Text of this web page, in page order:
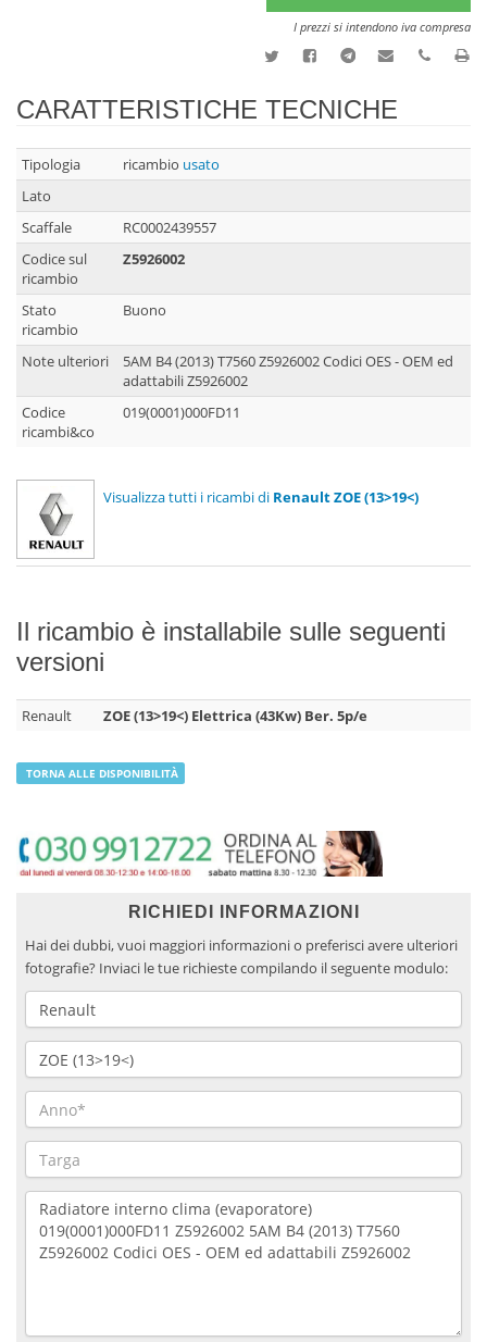
I prezzi si intendono iva compresa
CARATTERISTICHE TECNICHE
Tipologia ricambio usato
Lato
Scaffale
RC0002439557
Codice sul
ricambio
Z5926002
Stato
ricambio
Buono
Note ulteriori
5AM B4 (2013) T7560 Z5926002 Codici OES - OEM ed
adattabili Z5926002
Codice
ricambi&co
019(0001)000FD11
Visualizza tutti i ricambi di Renault ZOE (13>19<)
Il ricambio è installabile sulle seguenti
versioni
Renault ZOE (13>19<) Elettrica (43Kw) Ber. 5p/e
TORNA ALLE DISPONIBILITÀ
RICHIEDI INFORMAZIONI
Hai dei dubbi, vuoi maggiori informazioni o preferisci avere ulteriori
fotografie? Inviaci le tue richieste compilando il seguente modulo: